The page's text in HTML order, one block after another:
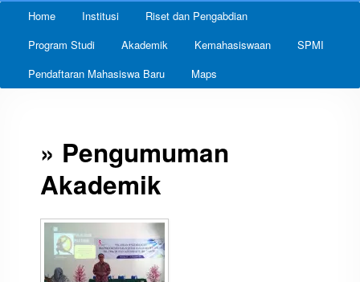
Home Institusi
Riset dan Pengabdian
Program Studi
Akademik Kemahasiswaan
SPMI
Pendaftaran Mahasiswa Baru
Maps
» Pengumuman
Akademik